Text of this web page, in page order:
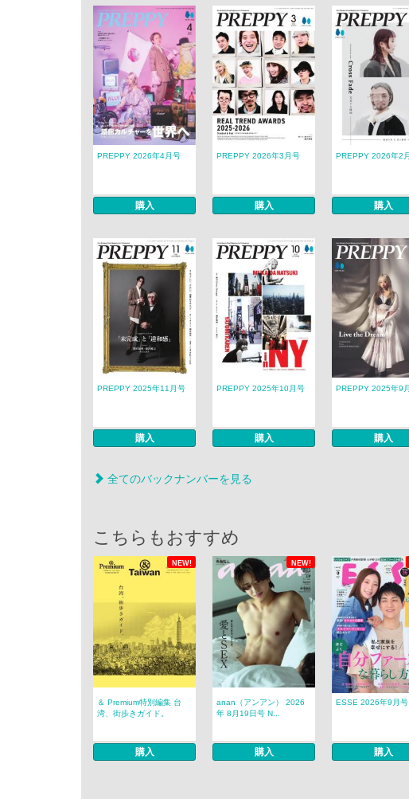
PREPPY 2026年4月号
購入
PREPPY 2026年3月号
購入
PREPPY 2026年2
購入
PREPPY 2025年11月号
購入
PREPPY 2025年10月号
購入
PREPPY 2025年9
購入
全てのバックナンバーを見る
こちらもおすすめ
NEW! NEW!
＆ Premium特別編集 台
湾、街歩きガイド。
購入
anan（アンアン） 2026
年 8月19日号 N...
購入
ESSE 2026年9月号
購入